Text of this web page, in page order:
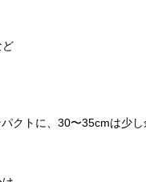
ど
クトに、30〜35cmは少